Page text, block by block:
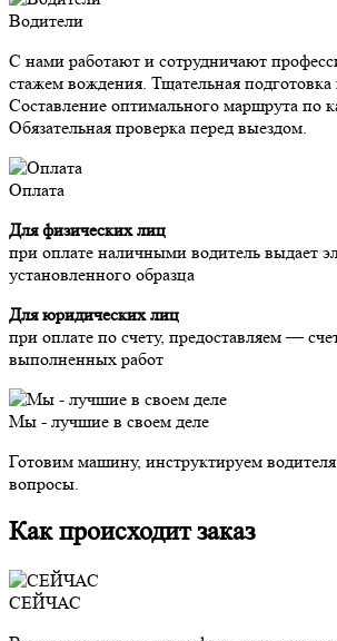
Водители
С нами работают и сотрудничают
стажем вождения. Тщательная подготовка
Составление оптимального маршрута по
Обязательная проверка перед выездом.
Оплата
Для физических лиц
при оплате наличными водитель выдает
установленного образца
Для юридических лиц
при оплате по счету, предоставляем —
выполненных работ
Мы - лучшие в своем деле
Готовим машину, инструктируем
вопросы.
Как происходит заказ
СЕЙЧАС